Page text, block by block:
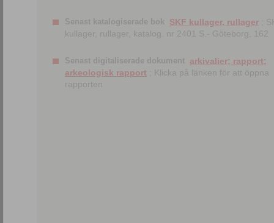
Senast katalogiserade bok SKF kullager, rullager ;
kullager, rullager, katalog. nr 2401 S.- Göteborg, 162
Senast digitaliserade dokument arkivalier; rapport;
arkeologisk rapport ; Klicka på länken för att öppna
rapporten